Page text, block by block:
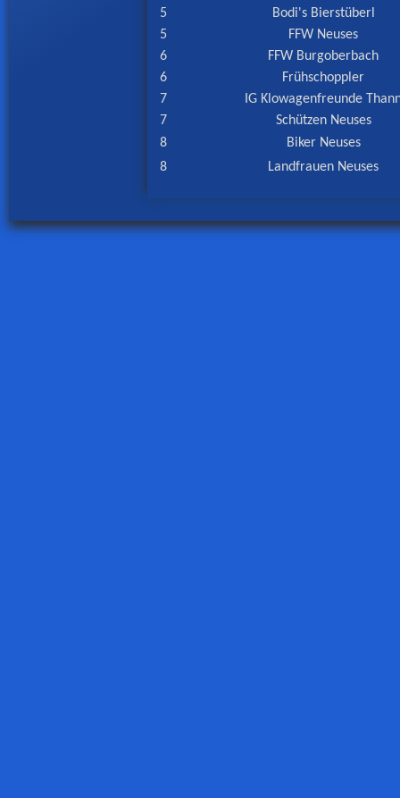
5
Bodi's Bierstüberl
5
FFW Neuses
6
FFW Burgoberbach
6
Frühschoppler
7
IG Klowagenfreunde
7
Schützen Neuses
8
Biker Neuses
8
Landfrauen Neuses